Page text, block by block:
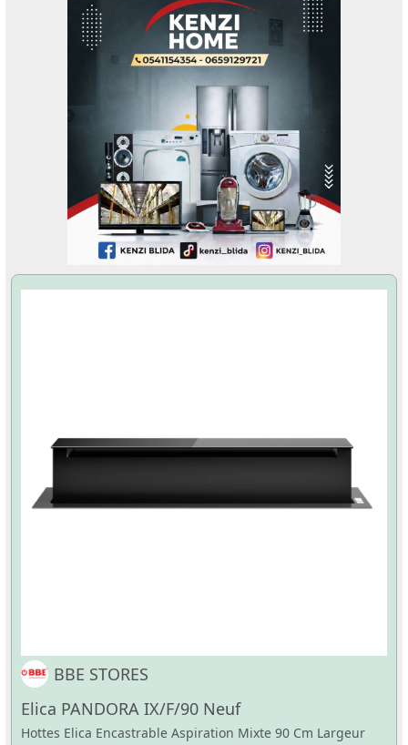
BBE STORES
Elica PANDORA IX/F/90 Neuf
Hottes Elica Encastrable Aspiration Mixte 90 Cm Largeur